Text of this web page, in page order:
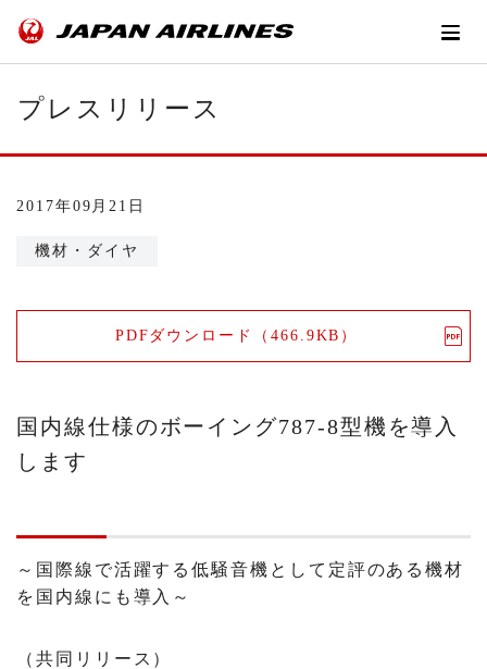
プレスリリース
2017年09月21日
機材・ダイヤ
PDFダウンロード（466.9KB）
国内線仕様のボーイング787-8型機を導入
します
～国際線で活躍する低騒音機として定評のある機材
を国内線にも導入～
（共同リリース）